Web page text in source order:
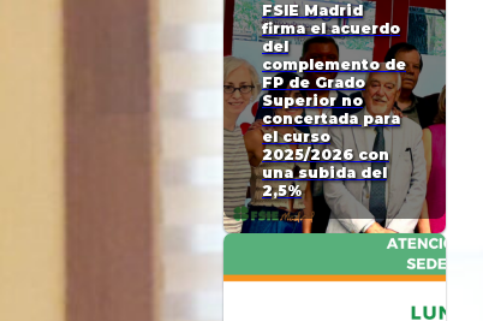
FSIE Madrid
firma el acuerdo
del
complemento de
FP de Grado
Superior no
concertada para
el curso
2025/2026 con
una subida del
2,5%